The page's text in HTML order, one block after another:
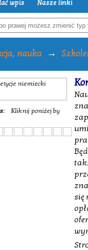
wpis Nasze linki
nauka →
Kliknij poniżej by
się